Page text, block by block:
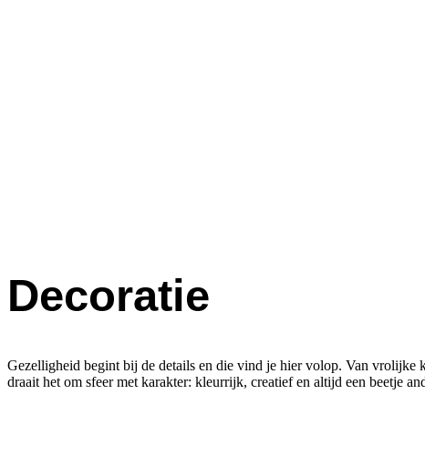
Decoratie
Gezelligheid begint bij de details en die vind je hier volop. Van vrolijke
draait het om sfeer met karakter: kleurrijk, creatief en altijd een beetje